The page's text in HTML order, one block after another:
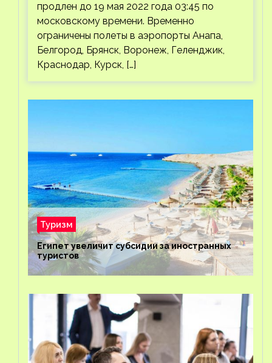
продлен до 19 мая 2022 года 03:45 по
московскому времени. Временно
ограничены полеты в аэропорты Анапа,
Белгород, Брянск, Воронеж, Геленджик,
Краснодар, Курск, […]
Туризм
Египет увеличит субсидии за иностранных
туристов